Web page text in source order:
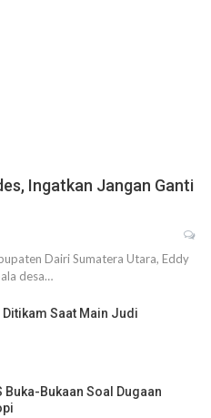
Ingatkan Jangan Ganti
Dairi Sumatera Utara, Eddy
desa…
Ditikam Saat Main Judi
Buka-Bukaan Soal Dugaan